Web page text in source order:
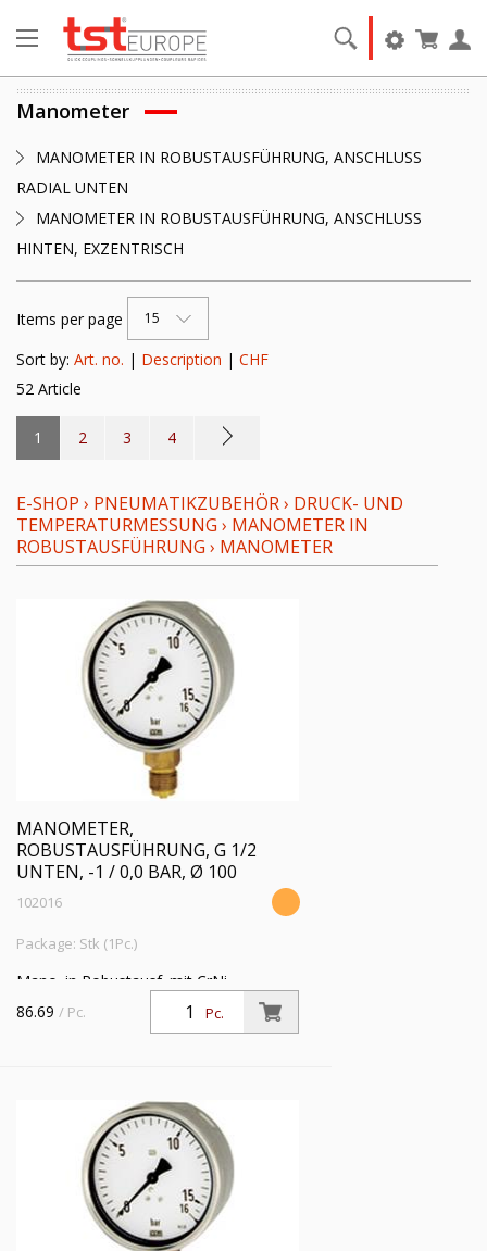
Manometer
MANOMETER IN ROBUSTAUSFÜHRUNG, ANSCHLUSS
RADIAL UNTEN
MANOMETER IN ROBUSTAUSFÜHRUNG, ANSCHLUSS
HINTEN, EXZENTRISCH
Items per page 15
Sort by: Art. no. | Description | CHF
52 Article
1 2 3 4
E-SHOP › PNEUMATIKZUBEHÖR› DRUCK- UND
TEMPERATURMESSUNG › MANOMETER IN
ROBUSTAUSFÜHRUNG › MANOMETER
MANOMETER,
ROBUSTAUSFÜHRUNG, G 1/2
UNTEN, -1 / 0,0 BAR, Ø 100
102016
Package: Stk (1Pc.)
Mano. in Robustausf. mit CrNi-
Stahlgeh., Anschluss radial unten, G 1/2,
Typ 212.20, Güteklasse 1,0, Messber. -1
Pc.
86.69 / Pc.